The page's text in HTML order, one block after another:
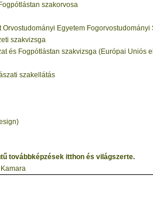
szakorvosa
Orvostudományi Egyetem Fogorvostudományi
szakvizsga
és Fogpótlástan szakvizsga (Európai Uniós
szakellátás
továbbképzések itthon és világszerte.